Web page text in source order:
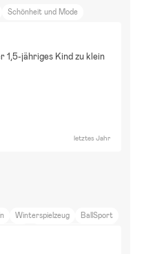
Schönheit und Mode
1,5-jähriges Kind zu klein
letztes Jahr
Winterspielzeug
BallSport